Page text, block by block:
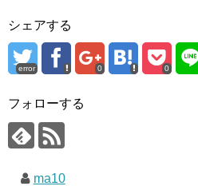
シェアする
error 0 0
フォローする
ma10